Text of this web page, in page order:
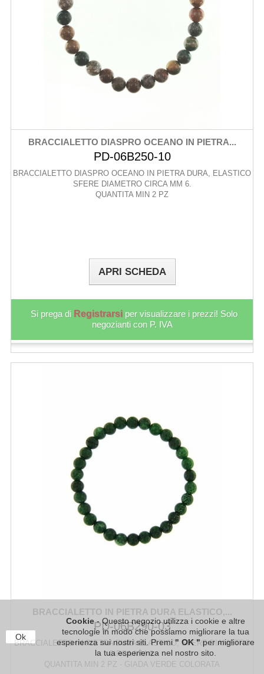
Ok
Cookie- Questo negozio utilizza i cookie e altre
tecnologie in modo che possiamo migliorare la tua
esperienza sui nostri siti. Premi" OK "per migliorare
la tua esperienza nel nostro sito.
BRACCIALETTO DIASPRO OCEANO IN PIETRA...
PD-06B250-10
BRACCIALETTO DIASPRO OCEANO IN PIETRA DURA, ELASTICO
SFERE DIAMETRO CIRCA MM 6.
QUANTITA MIN 2 PZ
APRI SCHEDA
Si prega di Registrarsi per visualizzare i prezzi! Solo
negozianti con P. IVA
BRACCIALETTO IN PIETRA DURA ELASTICO,...
PD-06B290-03
BRACCIALETTO IN PIETRA DURA ELASTICO, SFERE DIAMETRO
CIRCA MM 6.
QUANTITA MIN 2 PZ - GIADA VERDE COLORATA